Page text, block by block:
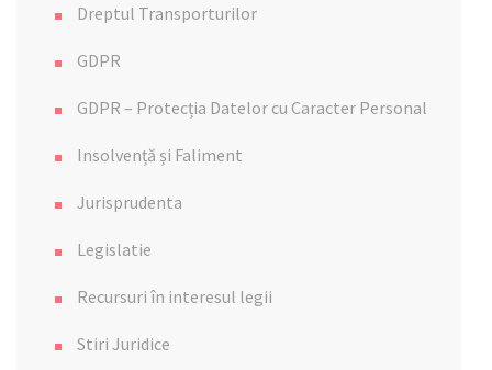
Dreptul Transporturilor
GDPR
GDPR – Protecția Datelor cu Caracter Personal
Insolvență și Faliment
Jurisprudenta
Legislatie
Recursuri în interesul legii
Stiri Juridice